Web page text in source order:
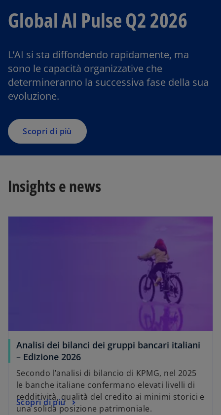
Global AI Pulse Q2 2026
L’AI si sta diffondendo rapidamente, ma
sono le capacità organizzative che
determineranno la successiva fase della sua
evoluzione.
Scopri di più
Insights e news
Analisi dei bilanci dei gruppi bancari italiani
– Edizione 2026
Secondo l’analisi di bilancio di KPMG, nel 2025
le banche italiane confermano elevati livelli di
redditività, qualità del credito ai minimi storici e
una solida posizione patrimoniale.
Scopri di più